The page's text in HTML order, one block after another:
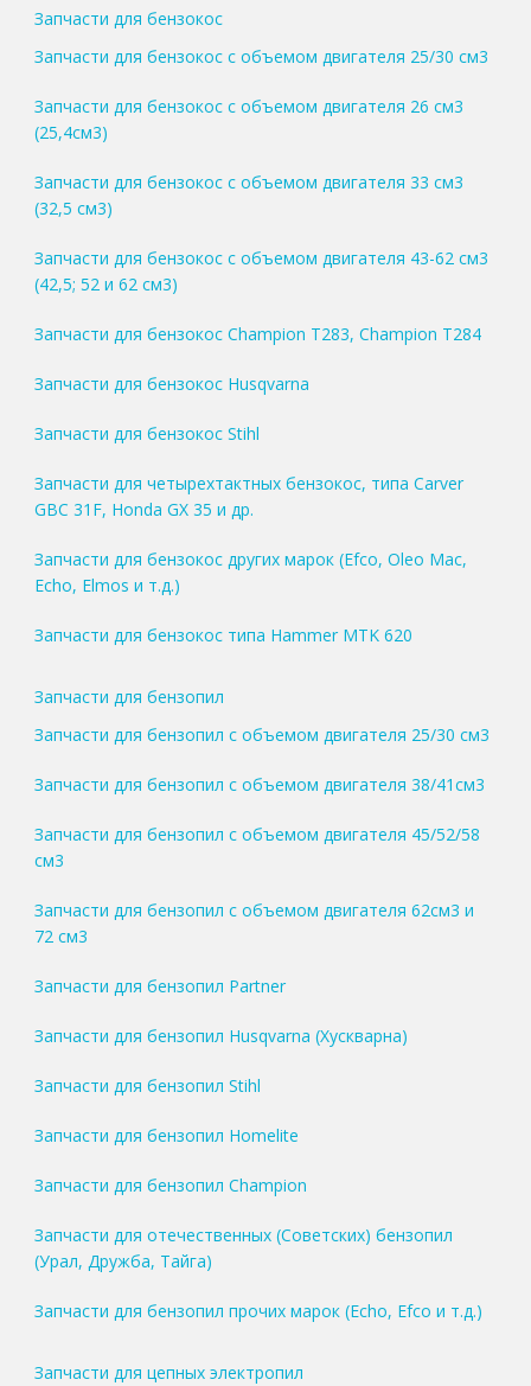
Запчасти для бензокос
Запчасти для бензокос с объемом двигателя 25/30 см3
Запчасти для бензокос с объемом двигателя 26 см3
(25,4см3)
Запчасти для бензокос с объемом двигателя 33 см3
(32,5 см3)
Запчасти для бензокос с объемом двигателя 43-62 см3
(42,5; 52 и 62 см3)
Запчасти для бензокос Champion T283, Champion T284
Запчасти для бензокос Husqvarna
Запчасти для бензокос Stihl
Запчасти для четырехтактных бензокос, типа Carver
GBC 31F, Honda GX 35 и др.
Запчасти для бензокос других марок (Efco, Oleo Mac,
Echo, Elmos и т.д.)
Запчасти для бензокос типа Hammer MTK 620
Запчасти для бензопил
Запчасти для бензопил с объемом двигателя 25/30 см3
Запчасти для бензопил с объемом двигателя 38/41см3
Запчасти для бензопил с объемом двигателя 45/52/58
см3
Запчасти для бензопил с объемом двигателя 62см3 и
72 см3
Запчасти для бензопил Partner
Запчасти для бензопил Husqvarna (Хускварна)
Запчасти для бензопил Stihl
Запчасти для бензопил Homelite
Запчасти для бензопил Champion
Запчасти для отечественных (Советских) бензопил
(Урал, Дружба, Тайга)
Запчасти для бензопил прочих марок (Echo, Efco и т.д.)
Запчасти для цепных электропил